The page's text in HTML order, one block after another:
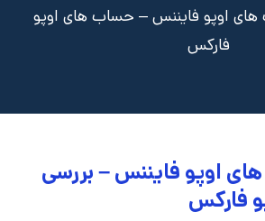
اوپو فایننس – حساب های اوپو
فارکس
اوپو فایننس – بررسی
فارکس